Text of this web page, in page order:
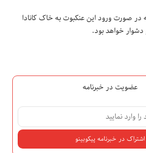
در صورت ورود این عنکبوت به خاک کانادا
خواهد بود.
عضویت در خبرنامه